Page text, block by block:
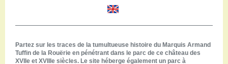
Venir en groupe
Espace Pro
Partez sur les traces de la tumultueuse histoire du Marquis Armand
Tuffin de la Rouërie en pénétrant dans le parc de ce château des
XVIIe et XVIIIe siècles. Le site héberge également un parc à